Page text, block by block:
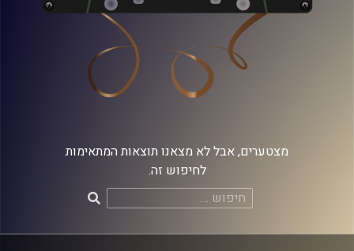
מצטערים, אבל לא מצאנו תוצאות המתאימות
לחיפוש זה.
חיפוש: